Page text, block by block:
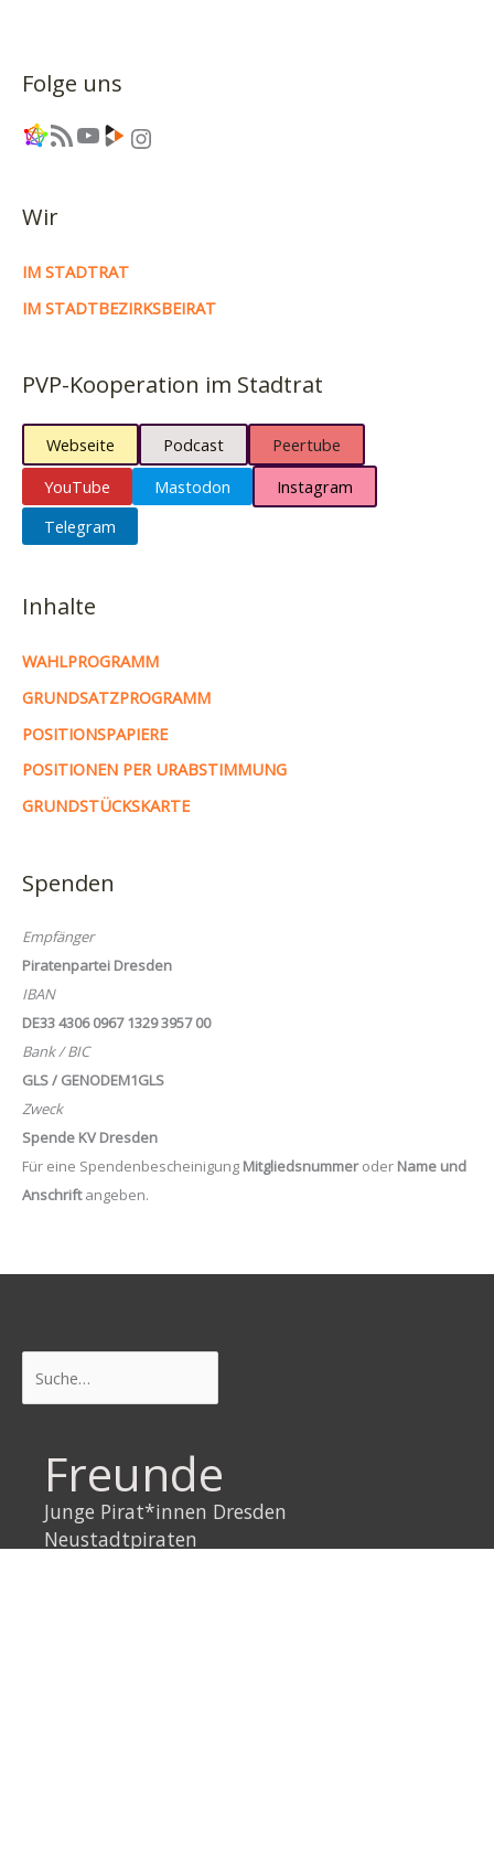
Folge uns
Link RSS-Feed YouTube Link Instagram
Wir
IM STADTRAT
IM STADTBEZIRKSBEIRAT
PVP-Kooperation im Stadtrat
Webseite Podcast
Peertube
YouTube
Mastodon
Instagram
Telegram
Inhalte
WAHLPROGRAMM
GRUNDSATZPROGRAMM
POSITIONSPAPIERE
POSITIONEN PER URABSTIMMUNG
GRUNDSTÜCKSKARTE
Spenden
Empfänger
Piratenpartei Dresden
IBAN
DE33 4306 0967 1329 3957 00
Bank / BIC
GLS / GENODEM1GLS
Zweck
Spende KV Dresden
Für eine Spendenbescheinigung Mitgliedsnummeroder Name und
Anschriftangeben.
Freunde
Junge Pirat*innen Dresden
Neustadtpiraten